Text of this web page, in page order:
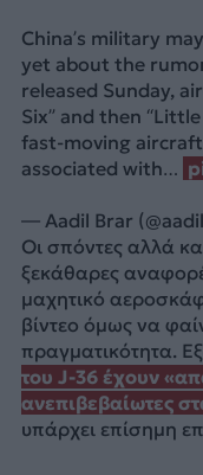
China’s military
yet about the
released Sunday,
Six” and then
fast-moving
associated with…
— Aadil Brar
Οι σπόντες αλλά
ξεκάθαρες
μαχητικό
βίντεο όμως να
πραγματικότητα.
του J-36 έχουν
ανεπιβεβαίωτες
υπάρχει επίσημη